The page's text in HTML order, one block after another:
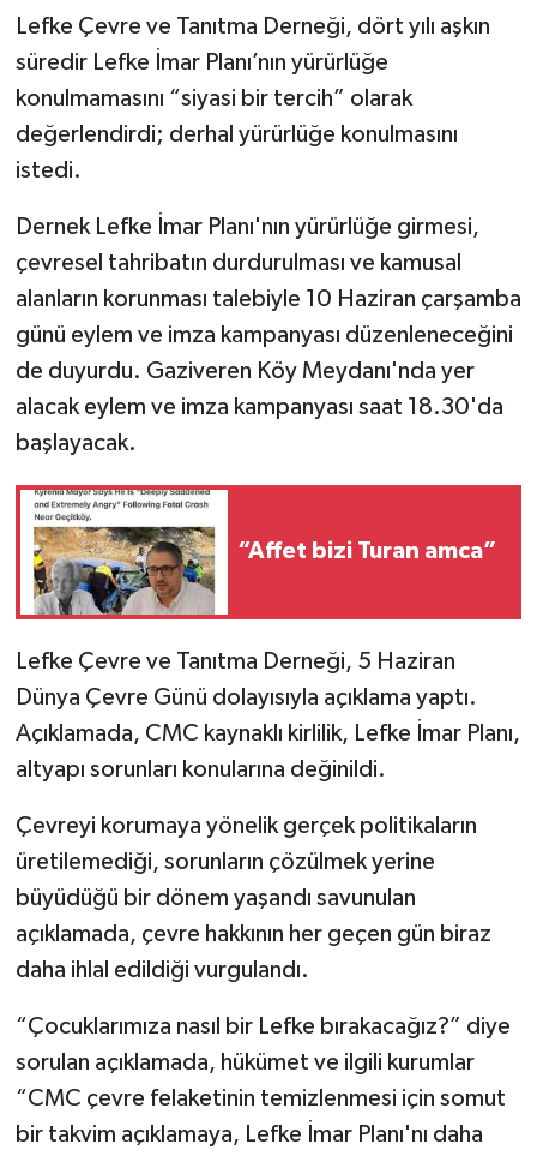
Lefke Çevre ve Tanıtma Derneği, dört yılı aşkın
süredir Lefke İmar Planı’nın yürürlüğe
konulmamasını “siyasi bir tercih” olarak
değerlendirdi; derhal yürürlüğe konulmasını
istedi.
Dernek Lefke İmar Planı'nın yürürlüğe girmesi,
çevresel tahribatın durdurulması ve kamusal
alanların korunması talebiyle 10 Haziran çarşamba
günü eylem ve imza kampanyası düzenleneceğini
de duyurdu. Gaziveren Köy Meydanı'nda yer
alacak eylem ve imza kampanyası saat 18.30'da
başlayacak.
“Affet bizi Turan amca”
Lefke Çevre ve Tanıtma Derneği, 5 Haziran
Dünya Çevre Günü dolayısıyla açıklama yaptı.
Açıklamada, CMC kaynaklı kirlilik, Lefke İmar Planı,
altyapı sorunları konularına değinildi.
Çevreyi korumaya yönelik gerçek politikaların
üretilemediği, sorunların çözülmek yerine
büyüdüğü bir dönem yaşandı savunulan
açıklamada, çevre hakkının her geçen gün biraz
daha ihlal edildiği vurgulandı.
“Çocuklarımıza nasıl bir Lefke bırakacağız?” diye
sorulan açıklamada, hükümet ve ilgili kurumlar
“CMC çevre felaketinin temizlenmesi için somut
bir takvim açıklamaya, Lefke İmar Planı'nı daha